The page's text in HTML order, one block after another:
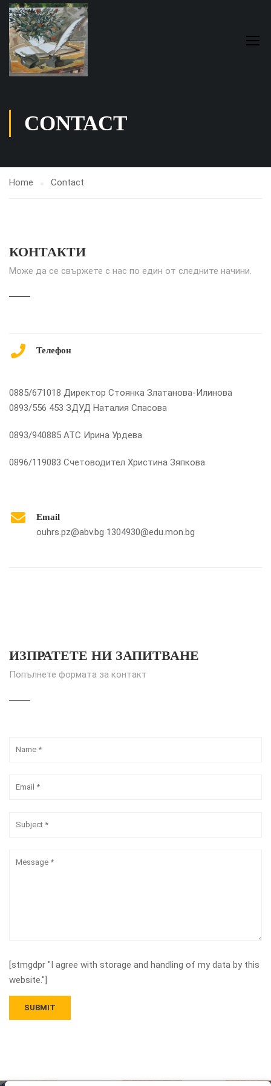
CONTACT
Home Contact
КОНТАКТИ
Може да се свържете с нас по един от следните начини.
Телефон
0885/671018 Директор Стоянка Златанова-Илинова
0893/556 453 ЗДУД Наталия Спасова
0893/940885 АТС Ирина Урдева
0896/119083 Счетоводител Христина Зяпкова
Email
ouhrs.pz@abv.bg 1304930@edu.mon.bg
ИЗПРАТЕТЕ НИ ЗАПИТВАНЕ
Попълнете формата за контакт
[stmgdpr "I agree with storage and handling of my data by this
website."]